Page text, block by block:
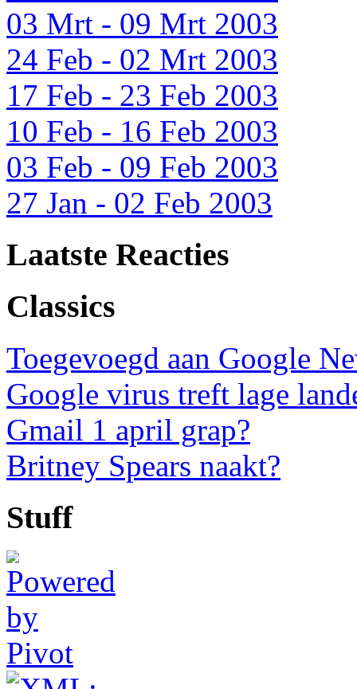
03 Mrt - 09 Mrt 2003
24 Feb - 02 Mrt 2003
17 Feb - 23 Feb 2003
10 Feb - 16 Feb 2003
03 Feb - 09 Feb 2003
27 Jan - 02 Feb 2003
Laatste Reacties
Classics
Toegevoegd aan Google
Google virus treft lage
Gmail 1 april grap?
Britney Spears naakt?
Stuff